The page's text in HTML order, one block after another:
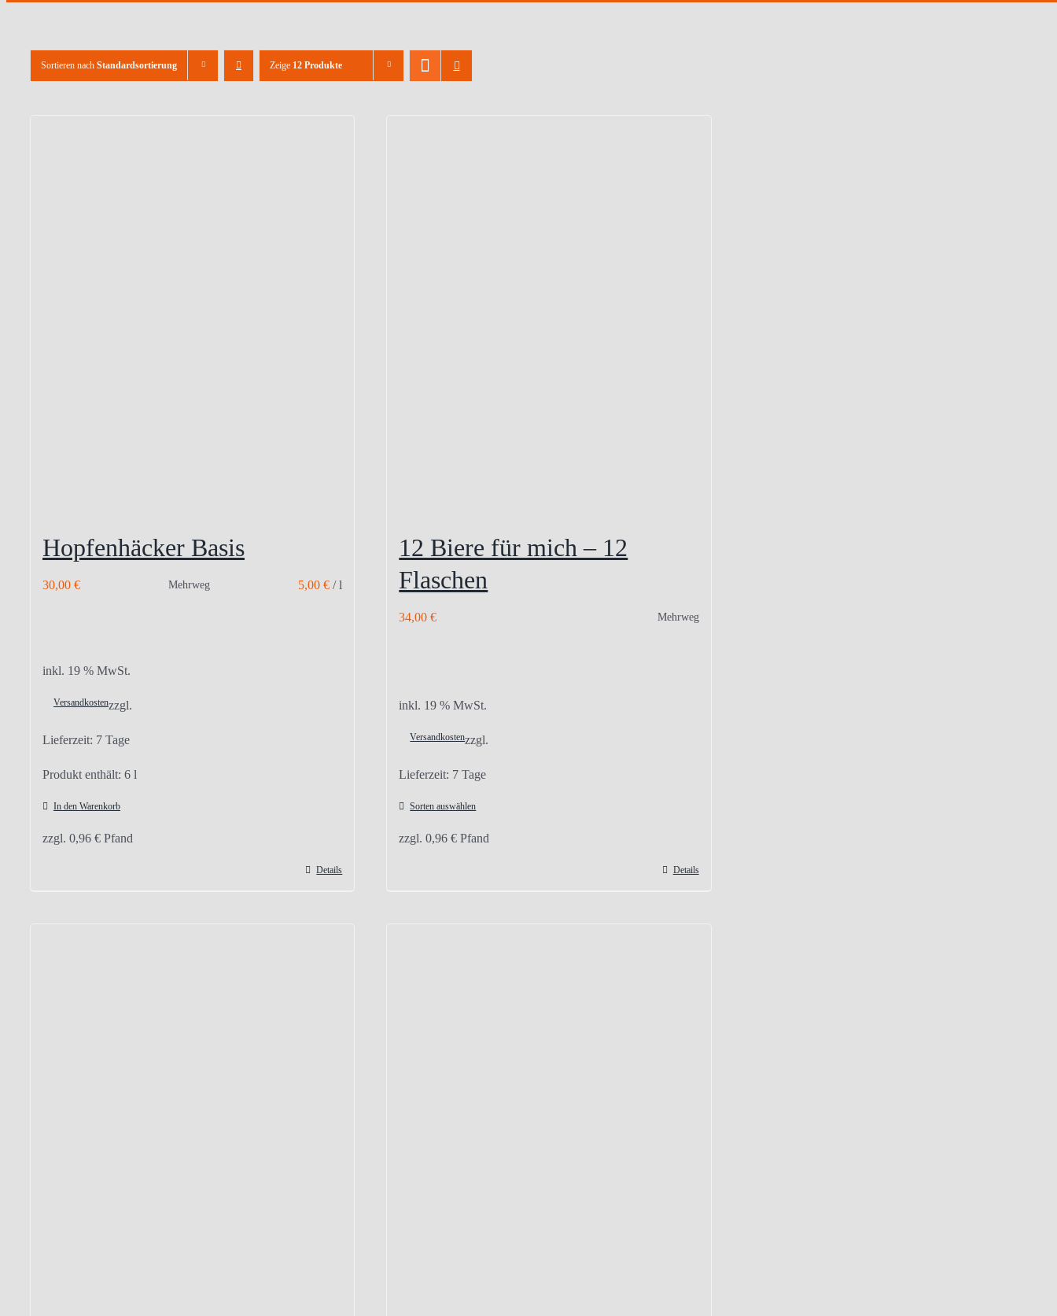
Sortieren nach Standardsortierung Zeige 12 Produkte
Hopfenhäcker Basis
30,00 € Mehrweg 5,00€ /l
inkl. 19 % MwSt.
zzgl.
Versandkosten
Lieferzeit: 7 Tage
Produkt enthält: 6 l
In den Warenkorb
zzgl. 0,96 € Pfand
Details
12 Biere für mich – 12
Flaschen
34,00€ Mehrweg
inkl. 19 % MwSt.
zzgl.
Versandkosten
Lieferzeit: 7 Tage
Sorten auswählen
zzgl.0,96€ Pfand
Details